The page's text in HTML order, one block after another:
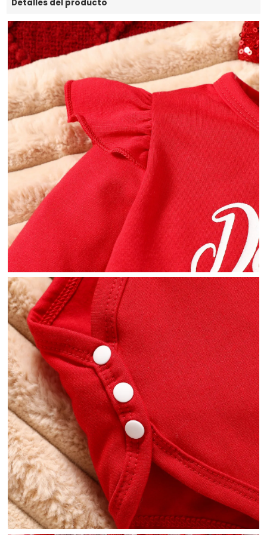
Detalles del producto